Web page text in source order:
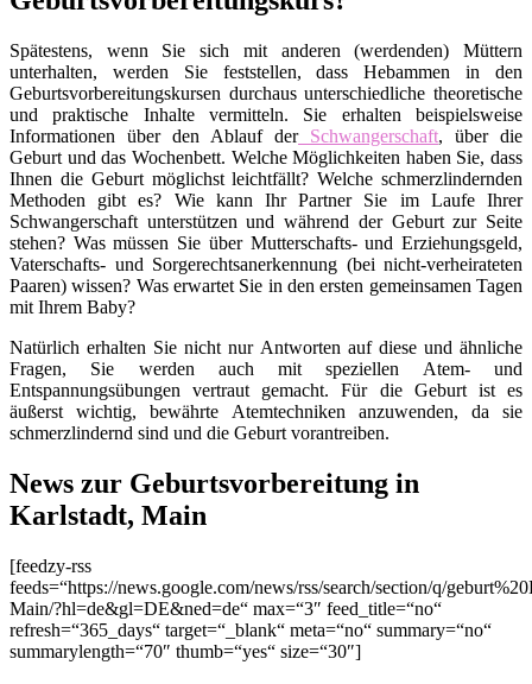
Spätestens, wenn Sie sich mit anderen (werdenden) Müttern
unterhalten, werden Sie feststellen, dass Hebammen in den
Geburtsvorbereitungskursen durchaus unterschiedliche theoretische
und praktische Inhalte vermitteln. Sie erhalten beispielsweise
Informationen über den Ablauf derSchwangerschaft, über die
Geburt und das Wochenbett. Welche Möglichkeiten haben Sie, dass
Ihnen die Geburt möglichst leichtfällt? Welche schmerzlindernden
Methoden gibt es? Wie kann Ihr Partner Sie im Laufe Ihrer
Schwangerschaft unterstützen und während der Geburt zur Seite
stehen? Was müssen Sie über Mutterschafts- und Erziehungsgeld,
Vaterschafts- und Sorgerechtsanerkennung (bei nicht-verheirateten
Paaren) wissen? Was erwartet Sie in den ersten gemeinsamen Tagen
mit Ihrem Baby?
Natürlich erhalten Sie nicht nur Antworten auf diese und ähnliche
Fragen, Sie werden auch mit speziellen Atem- und
Entspannungsübungen vertraut gemacht. Für die Geburt ist es
äußerst wichtig, bewährte Atemtechniken anzuwenden, da sie
schmerzlindernd sind und die Geburt vorantreiben.
News zur Geburtsvorbereitung in
Karlstadt, Main
[feedzy-rss
feeds=“https://news.google.com/news/rss/search/section/q/
Main/?hl=de&gl=DE&ned=de“ max=“3″ feed_title=“no“
refresh=“365_days“ target=“_blank“ meta=“no“ summary=“no“
summarylength=“70″ thumb=“yes“ size=“30″]